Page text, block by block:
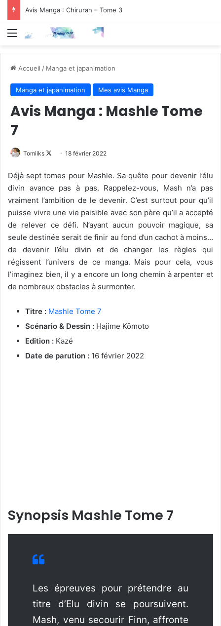
Avis Manga : Chiruran – Tome 3
Menu
Accueil / Manga et japanimation
Manga et japanimation Mes avis Manga
Avis Manga : Mashle Tome
7
Tomiiks
Follow
X
18 février 2022
Déjà sept tomes pour Mashle. Sa quête pour devenir l’élu
divin avance pas à pas. Rappelez-vous, Mash n’a pas
vraiment l’ambition de le devenir. C’est surtout pour qu’il
puisse vivre une vie paisible avec son père qu’il a accepté
de relever ce défi. N’ayant aucun pouvoir magique, sa
seule destinée serait de finir au fond d’un cachot à moins…
de devenir l’élu divin et de changer les règles qui
régissent l’univers de ce manga. Mais pour cela, vous
l’imaginez bien, il y a encore un long chemin à arpenter et
de nombreux obstacles à surmonter.
Titre : Mashle Tome 7
Scénario & Dessin : Hajime Kōmoto
Edition : Kazé
Date de parution : 16 février 2022
Synopsis Mashle Tome 7
Les épreuves pour prétendre au
titre d’Elu divin se poursuivent.
Mash, venu secourir Finn, affronte